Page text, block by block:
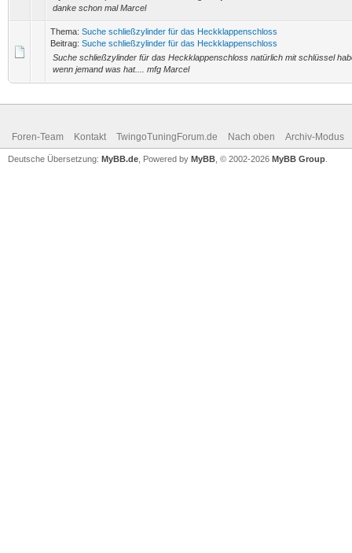
danke schon mal Marcel
Thema: Suche schließzylinder für das Heckklappenschloss
Beitrag: Suche schließzylinder für das Heckklappenschloss
Suche schließzylinder für das Heckklappenschloss natürlich mit schlüssel
wenn jemand was hat.... mfg Marcel
Foren-Team Kontakt TwingoTuningForum.de Nach oben Archiv-Modus
Deutsche Übersetzung: MyBB.de , Powered by MyBB , © 2002-2026 MyBB Group